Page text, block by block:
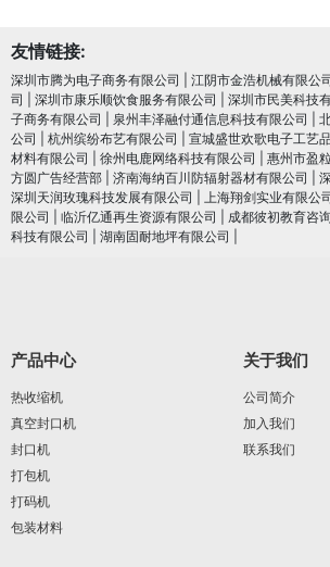
友情链接:
深圳市腾为电子商务有限公司 江阴市金浩机械有限公
司
深圳市康乐顺饮食服务有限公司 深圳市民美科技
子商务有限公司
泉州丰泽融付通信息科技有限公司
公司
杭州缤纷布艺有限公司 宣城盛世欢歌电子工艺
材料有限公司
徐州电鹿网络科技有限公司 惠州市盈
方圆广告经营部
济南海纳百川防辐射器材有限公司
深圳天润玫瑰科技发展有限公司
上海翔剑实业有限公
限公司
临沂亿通再生资源有限公司 成都彼初教育咨
科技有限公司
湖南固耐地坪有限公司
产品中心
热收缩机
真空封口机
封口机
打包机
打码机
包装材料
关于我们
公司简介
加入我们
联系我们